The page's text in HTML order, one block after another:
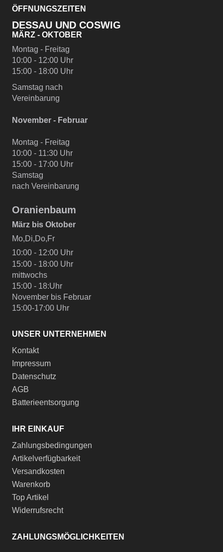
ÖFFNUNGSZEITEN
DESSAU UND COSWIG
MÄRZ - OKTOBER
Montag - Freitag
10:00 - 12:00 Uhr
15:00 - 18:00 Uhr
Samstag nach
Vereinbarung
November - Februar
Montag - Freitag
10:00 - 11:30 Uhr
15:00 - 17:00 Uhr
Samstag
nach Vereinbarung
Oranienbaum
März bis Oktober
Mo,Di,Do,Fr
10:00 - 12:00 Uhr
15:00 - 18:00 Uhr
mittwochs
15:00 - 18:Uhr
November bis Februar
15:00-17:00 Uhr
UNSER UNTERNEHMEN
Kontakt
Impressum
Datenschutz
AGB
Batterieentsorgung
IHR EINKAUF
Zahlungsbedingungen
Artikelverfügbarkeit
Versandkosten
Warenkorb
Top Artikel
Widerrufsrecht
ZAHLUNGSMÖGLICHKEITEN